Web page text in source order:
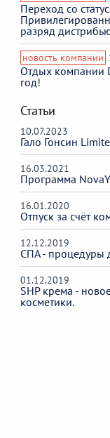
Переход со
разряд
новость компании
Отдых компании
год!
Статьи
10.07.2023
Гало Гонсин
16.03.2021
Программа
16.01.2020
Отпуск за счёт
12.12.2019
СПА - процедуры
01.12.2019
SHP крема -
косметики.